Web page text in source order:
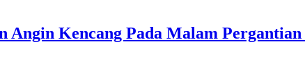
Angin Kencang Pada Malam